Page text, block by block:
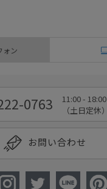
ォン
0763
11:00 - 18:00
（土日定休）
お問い合わせ